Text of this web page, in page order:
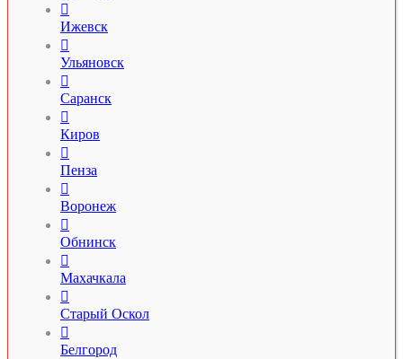

Ижевск

Ульяновск

Саранск

Киров

Пенза

Воронеж

Обнинск

Махачкала

Старый Оскол

Белгород